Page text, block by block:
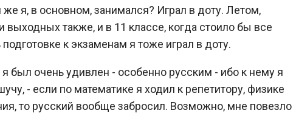
я, в основном, занимался? Играл в доту. Летом,
выходных также, и в 11 классе, когда стоило бы все
к экзаменам я тоже играл в доту.
был очень удивлен - особенно русским - ибо к нему я
- если по математике я ходил к репетитору, физике
то русский вообще забросил. Возможно, мне повезло